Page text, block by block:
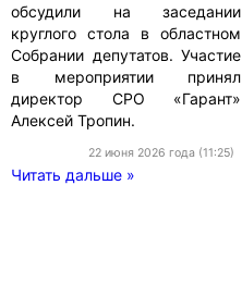
обсудили на заседании
круглого стола в областном
Собрании депутатов. Участие
в мероприятии принял
директор СРО «Гарант»
Алексей Тропин.
22 июня 2026 года (11:25)
Читать дальше »